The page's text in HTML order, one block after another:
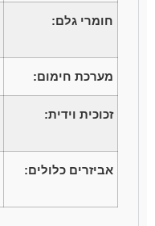
חומרי גלם:
מערכת חימום:
זכוכית וידית:
אביזרים כלולים: